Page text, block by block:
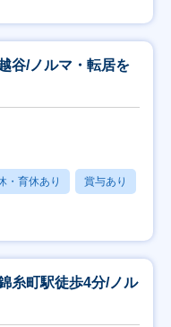
谷/ノルマ・転居を
・育休あり 賞与あり
糸町駅徒歩4分/ノル